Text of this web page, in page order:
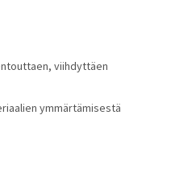
viihdyttäen
ymmärtämisestä